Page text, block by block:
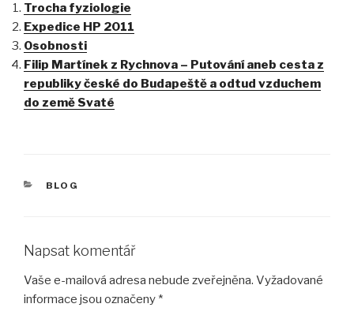
Trocha fyziologie
Expedice HP 2011
Osobnosti
Filip Martínek z Rychnova – Putování aneb cesta z
republiky české do Budapeště a odtud vzduchem
do země Svaté
RUBRIKY
BLOG
Napsat komentář
Vaše e-mailová adresa nebude zveřejněna. Vyžadované
informace jsou označeny *